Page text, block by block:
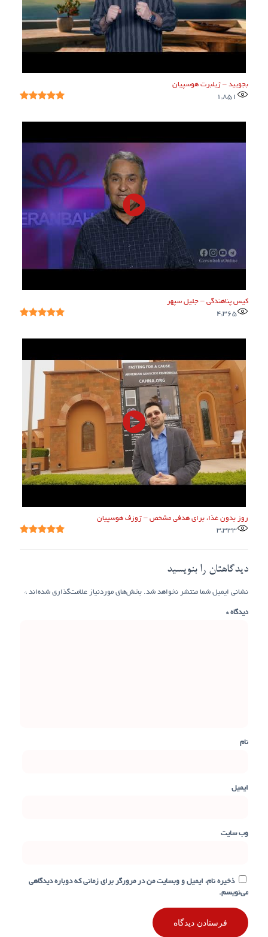
بجویید – ژیلبرت هوسپیان
1,851
کیس پناهندگی – جلیل سپهر
4,365
روز بدون غذا، برای هدفی‌ مشخص – ژوزف هوسپیان
3,333
دیدگاهتان را بنویسید
نشانی ایمیل شما منتشر نخواهد شد. بخش‌های موردنیاز علامت‌گذاری شده‌اند *
دیدگاه*
نام
ایمیل
وب‌ سایت
ذخیره نام، ایمیل و وبسایت من در مرورگر برای زمانی که دوباره دیدگاهی
می‌نویسم.